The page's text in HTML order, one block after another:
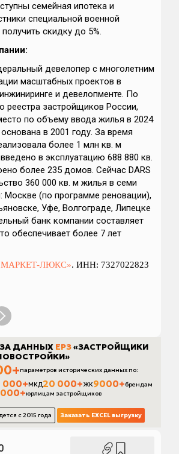
семейная ипотека и
специальной военной
скидку до 5%.
девелопер с многолетним
масштабных проектов в
и девелопменте. По
реестра застройщиков России,
по объему ввода жилья в 2024
в 2001 году. За время
более 1 млн кв. м
в эксплуатацию 688 880 кв.
более 235 домов. Сейчас DARS
360 000 кв. м жилья в семи
Москве (по программе реновации),
Уфе, Волгограде, Липецке
банк компании составляет
обеспечивает более 7 лет
ЛЮКС». ИНН: 7327022823